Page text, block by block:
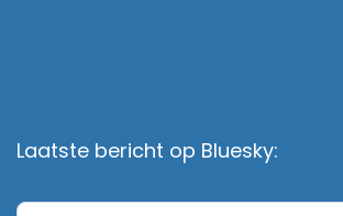
Laatste bericht op Bluesky: